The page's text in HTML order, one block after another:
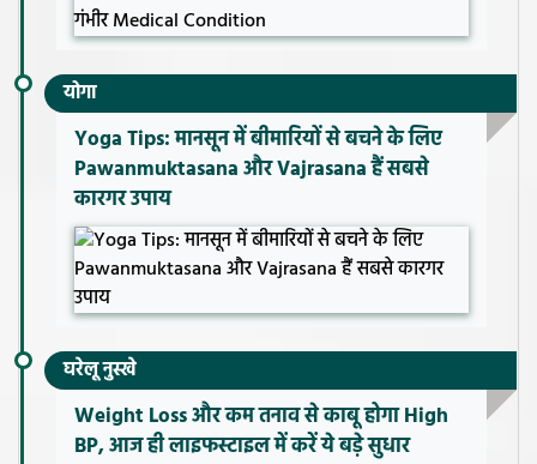
योगा
Yoga Tips: मानसून में बीमारियों से बचने के लिए
Pawanmuktasana और Vajrasana हैं सबसे
कारगर उपाय
घरेलू नुस्खे
Weight Loss और कम तनाव से काबू होगा High
BP, आज ही लाइफस्टाइल में करें ये बड़े सुधार